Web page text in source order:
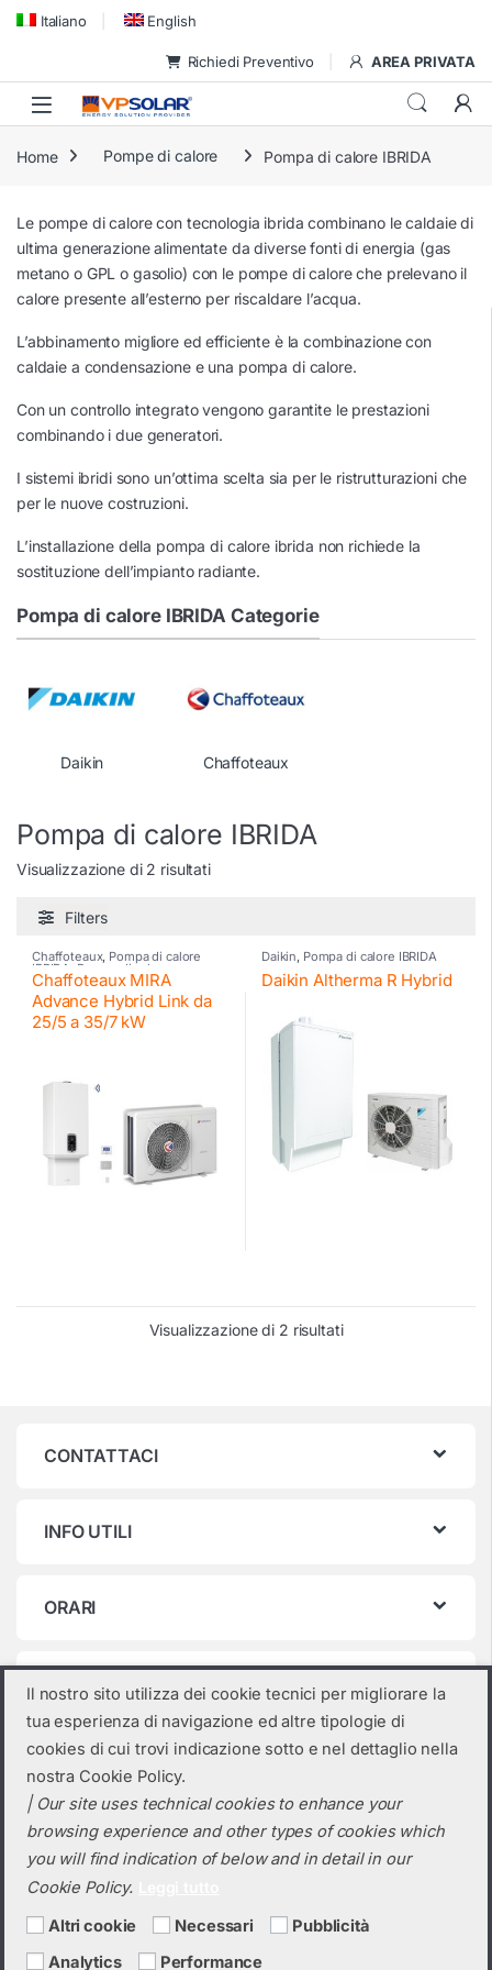
Skip to navigation
Skip to content
Italiano English
Richiedi Preventivo AREA PRIVATA
Home Pompe di calore Pompa di calore IBRIDA
Le pompe di calore con tecnologia ibrida combinano le caldaie di
ultima generazione alimentate da diverse fonti di energia (gas
metano o GPL o gasolio) con le pompe di calore che prelevano il
calore presente all’esterno per riscaldare l’acqua.
L’abbinamento migliore ed efficiente è la combinazione con
caldaie a condensazione e una pompa di calore.
Con un controllo integrato vengono garantite le prestazioni
combinando i due generatori.
I sistemi ibridi sono un’ottima scelta sia per le ristrutturazioni che
per le nuove costruzioni.
L’installazione della pompa di calore ibrida non richiede la
sostituzione dell’impianto radiante.
Pompa di calore IBRIDA Categorie
Daikin Chaffoteaux
Pompa di calore IBRIDA
Visualizzazione di 2 risultati
Filters
Chaffoteaux, Pompa di calore
IBRIDA Pompe di calore
Chaffoteaux MIRA
Advance Hybrid Link da
25/5 a 35/7 kW
Daikin, Pompa di calore IBRIDA
Daikin Altherma R Hybrid
Visualizzazione di 2 risultati
CONTATTACI
INFO UTILI
ORARI
Categorie prodotto
Pompa di calore IBRIDA
Il nostro sito utilizza dei cookie tecnici per migliorare la
tua esperienza di navigazione ed altre tipologie di
cookies di cui trovi indicazione sotto e nel dettaglio nella
nostra Cookie Policy.
| Our site uses technical cookies to enhance your
browsing experience and other types of cookies which
you will find indication of below and in detail in our
Cookie Policy.
Altri cookie Necessari
Pubblicità
Analytics
Performance